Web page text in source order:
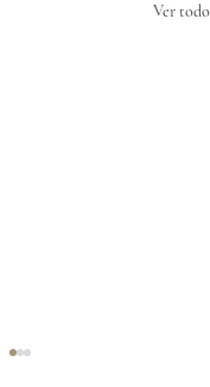
Ver todo